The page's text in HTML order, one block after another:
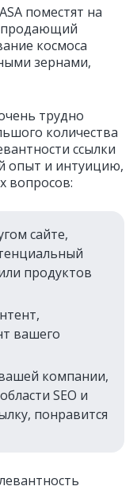
поместят на
продающий
космоса
зернами,
трудно
количества
ссылки
опыт и интуицию,
вопросов:
сайте,
продуктов
вашего
компании,
SEO и
понравится